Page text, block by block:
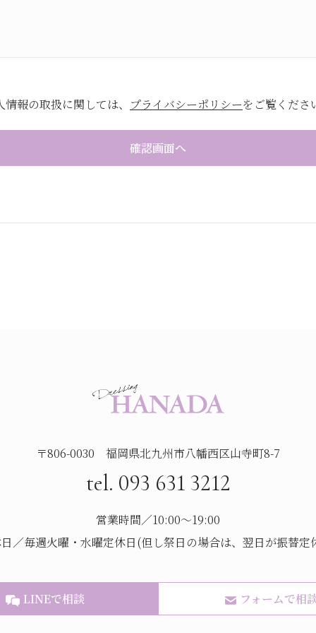
情報の取扱に関しては、 プライバシーポリシーをご覧くださ
〒806-0030 福岡県北九州市八幡西区山寺町8-7
tel. 093 631 3212
営業時間／10:00～19:00
／毎週火曜・水曜定休日(但し祭日の場合は、翌日が振替定
LINEで相談 フォームで相